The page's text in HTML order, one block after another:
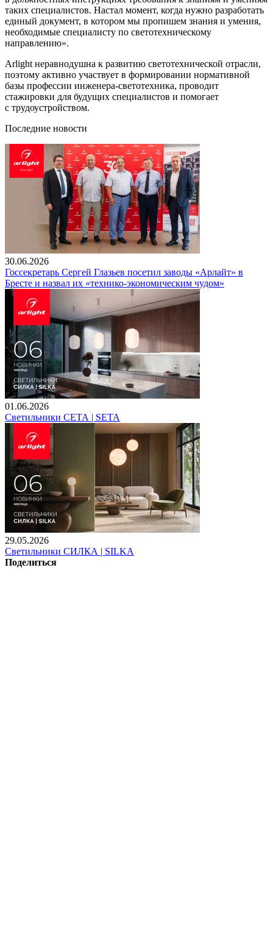
таких специалистов. Настал момент, когда нужно разработать
единый документ, в котором мы пропишем знания и умения,
необходимые специалисту по светотехническому
направлению».
Arlight неравнодушна к развитию светотехнической отрасли,
поэтому активно участвует в формировании нормативной
базы профессии инженера-светотехника, проводит
стажировки для будущих специалистов и помогает
с трудоустройством.
Последние новости
30.06.2026
Госсекретарь Сергей Глазьев посетил заводы «Арлайт» в
Бресте и назвал их «технико-экономическим чудом»
01.06.2026
Светильники СЕТА | SETA
29.05.2026
Светильники СИЛКА | SILKA
Поделиться